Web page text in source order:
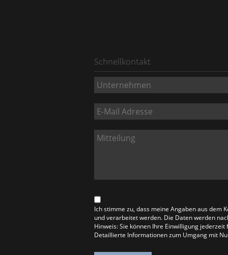
Schnellkontakt
Ich stimme zu, dass meine Angaben aus
und verarbeitet werden. Die Daten werden
Hinweis: Sie können Ihre Einwilligung
Detaillierte Informationen zum Umgang mit